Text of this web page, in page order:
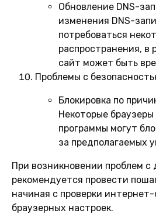
Обновление DNS-
изменения DNS-
потребоваться
распространения, в
сайт может быть
Проблемы с
Блокировка по
Некоторые
программы могут
за предполагаемых
При возникновении проблем с
рекомендуется провести
начиная с проверки
браузерных настроек.